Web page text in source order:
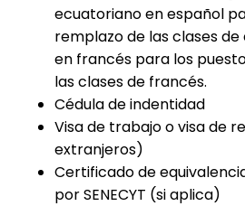
ecuatoriano en español
remplazo de las clases de
en francés para los
las clases de francés.
Cédula de indentidad
Visa de trabajo o visa de
extranjeros)
Certificado de
por SENECYT (si aplica)